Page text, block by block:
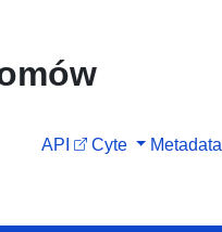
API Cyte Metadata